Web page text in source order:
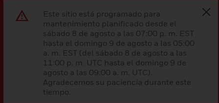
Este sitio está programado para
mantenimiento planificado desde el
sábado 8 de agosto a las 07:00 p. m. EST
hasta el domingo 9 de agosto a las 05:00
a. m. EST (del sábado 8 de agosto a las
11:00 p. m. UTC hasta el domingo 9 de
agosto a las 09:00 a. m. UTC).
Agradecemos su paciencia durante este
tiempo.